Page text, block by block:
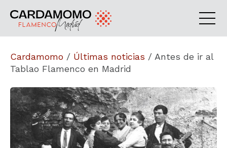
Cardamomo / Últimas noticias / Antes de ir al
Tablao Flamenco en Madrid